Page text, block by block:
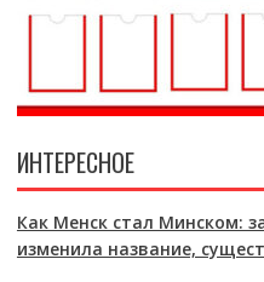
ИНТЕРЕСНОЕ
Как Менск стал Минском:
изменила название,